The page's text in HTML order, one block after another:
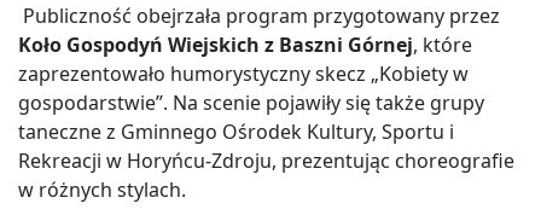
Publiczność obejrzała program przygotowany przez
Koło Gospodyń Wiejskich z Baszni Górnej, które
zaprezentowało humorystyczny skecz „Kobiety w
gospodarstwie”. Na scenie pojawiły się także grupy
taneczne z Gminnego Ośrodek Kultury, Sportu i
Rekreacji w Horyńcu-Zdroju, prezentując choreografie
w różnych stylach.